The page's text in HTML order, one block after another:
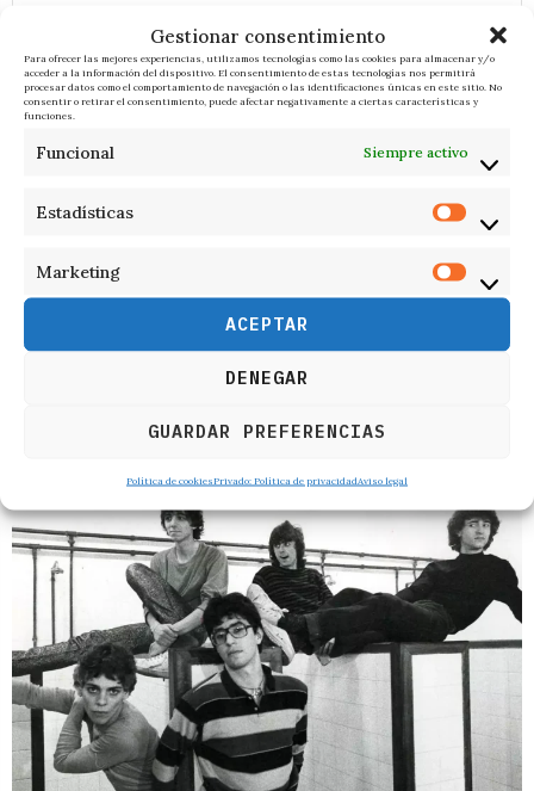
Gestionar consentimiento
Para ofrecer las mejores experiencias, utilizamos tecnologías como las cookies para almacenar y/o
acceder a la información del dispositivo. El consentimiento de estas tecnologías nos permitirá
procesar datos como el comportamiento de navegación o las identificaciones únicas en este sitio. No
consentir o retirar el consentimiento, puede afectar negativamente a ciertas características y
funciones.
Funcional Siempre activo
Estadísticas
Marketing
ACEPTAR
DENEGAR
GUARDAR PREFERENCIAS
Política de cookiesPrivado: Política de privacidadAviso legal
RELACIONADOS